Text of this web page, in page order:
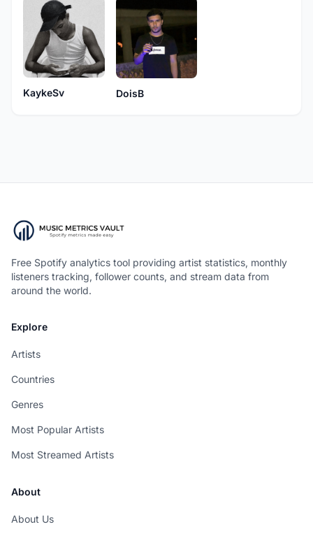
KaykeSv DoisB
Free Spotify analytics tool providing artist statistics, monthly
listeners tracking, follower counts, and stream data from
around the world.
Explore
Artists
Countries
Genres
Most Popular Artists
Most Streamed Artists
About
About Us